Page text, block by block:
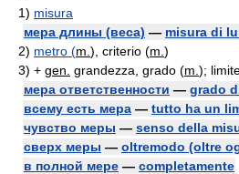
1) misura
мера длины (веса) — misura di
2) metro (m. ), criterio (m. )
3) + gen. grandezza, grado (m. );
мера ответственности — grado
всему есть мера — tutto ha un
чувство меры — senso della
сверх меры — oltremodo (oltre
в полной мере — completamente